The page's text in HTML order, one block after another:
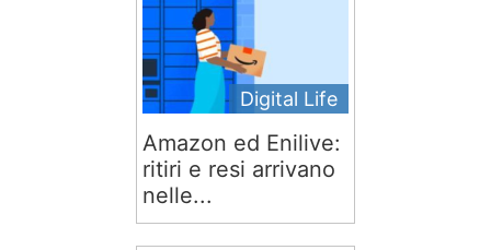
Digital Life
Amazon ed Enilive:
ritiri e resi arrivano
nelle...